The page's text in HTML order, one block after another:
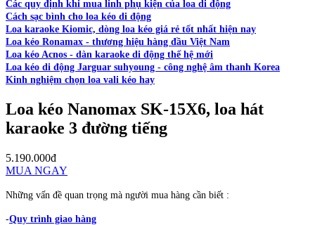
Các quy định khi mua linh phụ kiện của loa di động
Cách sạc bình cho loa kéo di động
Loa karaoke Kiomic, dòng loa kéo giá rẻ tốt nhất hiện nay
Loa kéo Ronamax - thương hiệu hàng đầu Việt Nam
Loa kéo Acnos - dàn karaoke di động thế hệ mới
Loa kéo di động Jarguar suhyoung - công nghệ âm thanh Korea
Kinh nghiệm chọn loa vali kéo hay
Loa kéo Nanomax SK-15X6, loa hát
karaoke 3 đường tiếng
5.190.000đ
MUA NGAY
Những vấn đề quan trọng mà người mua hàng cần biết :
-Quy trình giao hàng